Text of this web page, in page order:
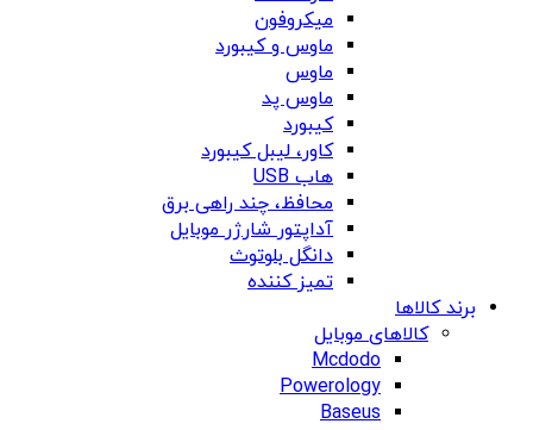
میکروفون
ماوس و کیبورد
ماوس
ماوس پد
کیبورد
کاور، لیبل کیبورد
هاب USB
محافظ، چند راهی برق
آداپتور شارژر موبایل
دانگل بلوتوث
تمیز کننده
برند کالاها
کالاهای موبایل
Mcdodo
Powerology
Baseus